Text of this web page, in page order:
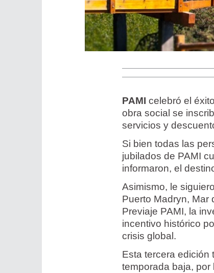
PAMI celebró el
obra social se
servicios y
Si bien todas las
jubilados de PAMI
informaron, el
Asimismo, le
Puerto Madryn, Mar
Previaje PAMI, la
incentivo histórico
crisis global.
Esta tercera edición
temporada baja,